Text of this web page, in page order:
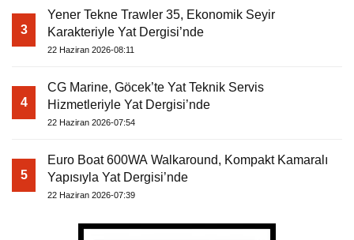
3
Yener Tekne Trawler 35, Ekonomik Seyir
Karakteriyle Yat Dergisi’nde
22 Haziran 2026-08:11
4
CG Marine, Göcek’te Yat Teknik Servis
Hizmetleriyle Yat Dergisi’nde
22 Haziran 2026-07:54
5
Euro Boat 600WA Walkaround, Kompakt Kamaralı
Yapısıyla Yat Dergisi’nde
22 Haziran 2026-07:39